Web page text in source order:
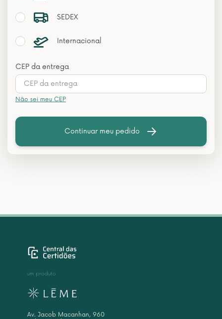
SEDEX
Internacional
CEP da entrega
Não sei meu CEP
Continuar meu pedido
um produto
Av. Jacob Macanhan, 960